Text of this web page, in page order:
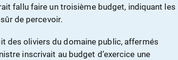
fallu faire un troisième budget, indiquant les
de percevoir.
des oliviers du domaine public, affermés
inscrivait au budget d’exercice une